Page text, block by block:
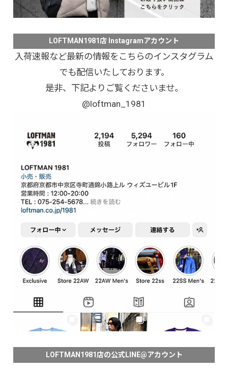
LOFTMAN1981店 Instagramアカウント
入荷速報など最新の情報をこちらのインスタグラム
でも配信いたしております。
是非、下記よりご覧くださいませ。
@loftman_1981
LOFTMAN1981店の公式LINE@アカウント